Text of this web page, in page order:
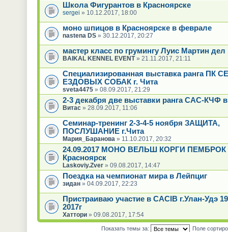
Школа Фигурантов в Красноярске
sergei » 10.12.2017, 18:00
моно шпицов в Красноярске в феврале
nastena DS» 30.12.2017, 20:27
мастер класс по грумингу Луис Мартин дел
BAIKAL KENNEL EVENT» 21.11.2017, 21:11
Специализированная выставка ранга ПК
ЕЗДОВЫХ СОБАК г. Чита
sveta4475» 08.09.2017, 21:29
2-3 декабря две выставки ранга САС-КЧФ
Витас» 28.09.2017, 11:06
Семинар-тренинг 2-3-4-5 ноября ЗАЩИТА,
ПОСЛУШАНИЕ г.Чита
Мария_Баранова » 11.10.2017, 20:32
24.09.2017 МОНО ВЕЛЬШ КОРГИ ПЕМБРОК
Красноярск
Laskoviy.Zver» 09.08.2017, 14:47
Поездка на чемпионат мира в Лейпциг
зидан» 04.09.2017, 22:23
Пристраиваю участие в CACIB г.Улан-Удэ 19
2017г
Хаттори» 09.08.2017, 17:54
Показать темы за: Поле